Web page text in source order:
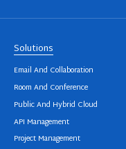
Solutions
Email And Collaboration
Room And Conference
Public And Hybrid Cloud
API Management
Project Management